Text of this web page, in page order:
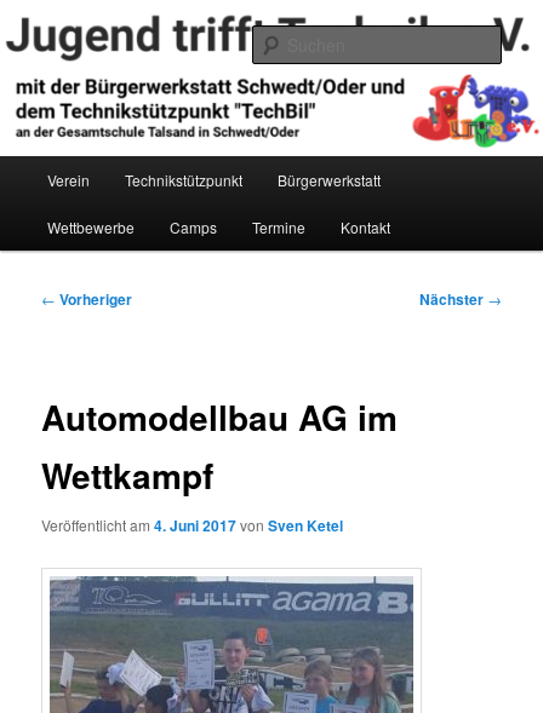
Zum
primären
springenJugend trifft Technik e.V.
Verein Technikstützpunkt Bürgerwerkstatt
Wettbewerbe Camps Termine Kontakt
Beitragsnavigation
← Vorheriger Nächster →
Automodellbau AG im
Wettkampf
Veröffentlicht am4. Juni 2017vonSven Ketel